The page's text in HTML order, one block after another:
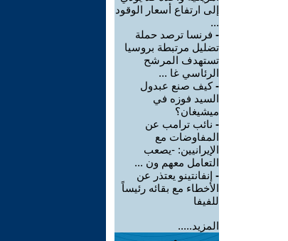
إلى ارتفاع أسعار الوقود
...
- فرنسا ترصد حملة
تضليل مرتبطة بروسيا
تستهدف المرشح
الرئاسي غا ...
-كيف صنع عبدول
السيد فوزه في
ميشيغان؟
- نائب ترامب عن
المفاوضات مع
الإيرانيين: -يصعب
التعامل معهم ون ...
- إنفانتينو يعتذر عن
الأخطاء مع بقائه رئيساً
للفيفا
المزيد.....